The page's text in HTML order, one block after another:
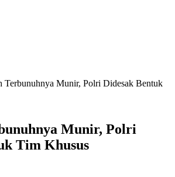
Terbunuhnya Munir, Polri Didesak Bentuk
Munir, Polri
Tim Khusus